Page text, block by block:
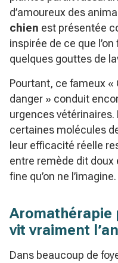
d’amoureux des
chien est présentée
inspirée de ce que
quelques gouttes de
Pourtant, ce fameux «
danger » conduit
urgences
certaines molécules
leur efficacité réelle
entre remède dit
fine qu’on ne l’imagine.
Aromathérapie
vit vraiment
Dans beaucoup de